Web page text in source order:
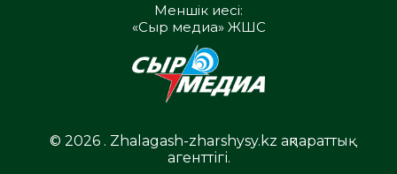
Меншік иесі:
«Сыр медиа» ЖШС
© 2026 . Zhalagash-zharshysy.kz ақпараттық
агенттігі.